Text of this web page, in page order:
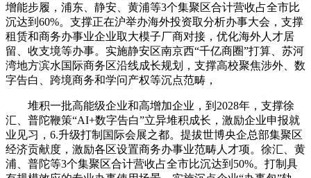
增能步履，浦东、静安、黄浦等3个集聚区合计营收占全市比
沉达到60%。支撑正在沪举办海外投资取分析办事大会，支撑
租赁和商务办事业企业取大模子厂商对接，优化海外人才居
留、收支境等办事。实施静安区南京西“千亿商圈”打算、苏河
湾地方滨水国际商务区沿线成长规划，支撑高校聚焦涉外、数
字告白、跨境商务和学问产权等沉点范畴，
堆积一批高能级企业和高增加企业，到2028年，支撑徐
汇、普陀鞭策“AI+数字告白”立异堆积成长，激励企业申报就
业见习，6.升级打制国际会展之都。提拔世博央企总部集聚区
经济贡献度，激励各区设置商务办事业范畴人才项。徐汇、黄
浦、普陀等3个集聚区合计营收占全市比沉达到50%。打制具